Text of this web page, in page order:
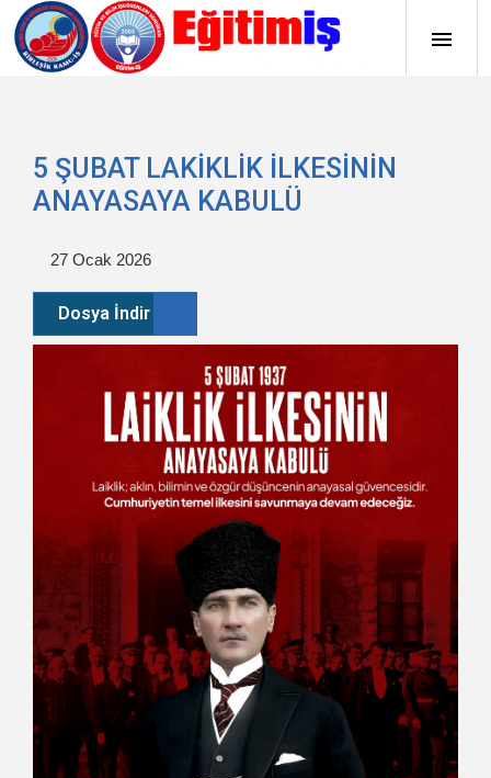
5 ŞUBAT LAKİKLİK İLKESİNİN
ANAYASAYA KABULÜ
27 Ocak 2026
Dosya İndir